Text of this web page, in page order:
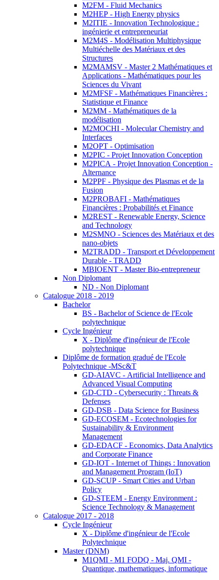
M2FM - Fluid Mechanics
M2HEP - High Energy physics
M2ITIE - Innovation Technologique :
ingénierie et entrepreneuriat
M2M4S - Modélisation Multiphysique
Multiéchelle des Matériaux et des
Structures
M2MAMSV - Master 2 Mathématiques et
Applications - Mathématiques pour les
Sciences du Vivant
M2MFSF - Mathématiques Financières :
Statistique et Finance
M2MM - Mathématiques de la
modélisation
M2MOCHI - Molecular Chemistry and
Interfaces
M2OPT - Optimisation
M2PIC - Projet Innovation Conception
M2PICA - Projet Innovation Conception -
Alternance
M2PPF - Physique des Plasmas et de la
Fusion
M2PROBAFI - Mathématiques
Financières : Probabilités et Finance
M2REST - Renewable Energy, Science
and Technology
M2SMNO - Sciences des Matériaux et des
nano-objets
M2TRADD - Transport et Développement
Durable - TRADD
MBIOENT - Master Bio-entrepreneur
Non Diplomant
ND - Non Diplomant
Catalogue 2018 - 2019
Bachelor
BS - Bachelor of Science de l'Ecole
polytechnique
Cycle Ingénieur
X - Diplôme d'ingénieur de l'Ecole
polytechnique
Diplôme de formation gradué de l'Ecole
Polytechnique -MSc&T
GD-AIAVC - Artificial Intelligence and
Advanced Visual Computing
GD-CTD - Cybersecurity : Threats &
Defenses
GD-DSB - Data Science for Business
GD-ECOSEM - Ecotechnologies for
Sustainability & Environment
Management
GD-EDACF - Economics, Data Analytics
and Corporate Finance
GD-IOT - Internet of Things : Innovation
and Management Program (IoT)
GD-SCUP - Smart Cities and Urban
Policy
GD-STEEM - Energy Environment :
Science Technology & Management
Catalogue 2017 - 2018
Cycle Ingénieur
X - Diplôme d'ingénieur de l'Ecole
Polytechnique
Master (DNM)
M1QMI - M1 FODQ - Maj. QMI -
Quantique, mathematiques, informatique